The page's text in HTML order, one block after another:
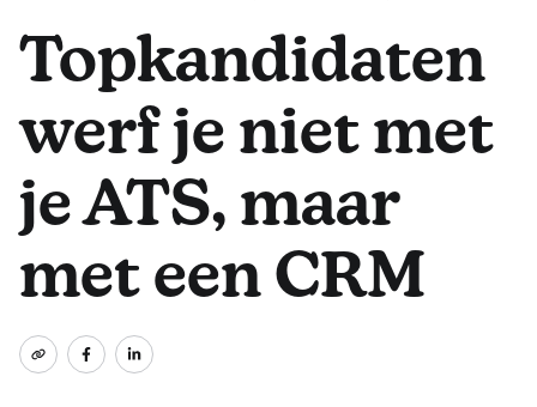
Topkandidaten
werf je niet met
je ATS, maar
met een CRM